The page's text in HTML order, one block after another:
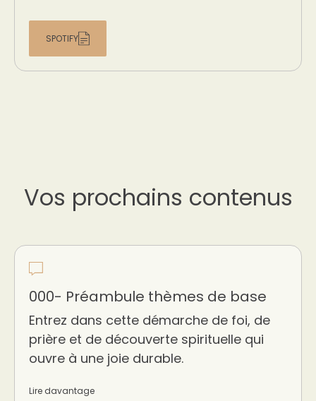
SPOTIFY
Vos prochains contenus
000- Préambule thèmes de base
Entrez dans cette démarche de foi, de
prière et de découverte spirituelle qui
ouvre à une joie durable.
Lire davantage